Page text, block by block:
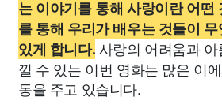
는 이야기를 통해 사랑이란 어떤
를 통해 우리가 배우는 것들이
있게 합니다. 사랑의 어려움과
낄 수 있는 이번 영화는 많은 이
동을 주고 있습니다.